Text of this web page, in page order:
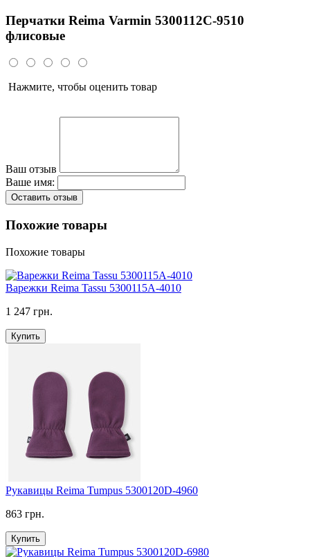
Перчатки Reima Varmin 5300112C-9510
флисовые
Нажмите, чтобы оценить товар
Ваш отзыв
Ваше имя:
Оставить отзыв
Похожие товары
Похожие товары
Варежки Reima Tassu 5300115A-4010
1 247 грн.
Купить
Рукавицы Reima Tumpus 5300120D-4960
863 грн.
Купить